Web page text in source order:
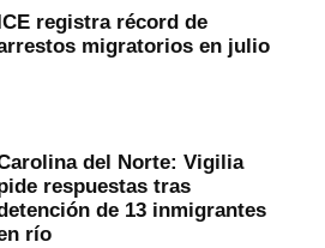
registra récord de
migratorios en julio
del Norte: Vigilia
respuestas tras
de 13 inmigrantes
río